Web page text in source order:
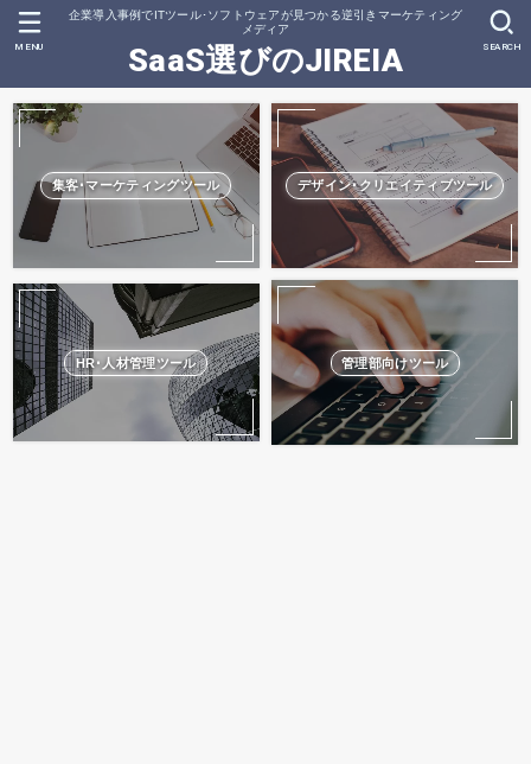
企業導入事例でITツール･ソフトウェアが見つかる逆引きマーケティング
メディア
SaaS選びのJIREIA SEARCH
MENU
集客･マーケティングツール デザイン･クリエイティブツール
HR･人材管理ツール 管理部向けツール